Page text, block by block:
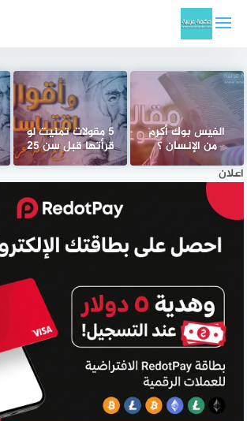
المحتوى
الفيس بوك أكرم
من الإنسان ؟
5 مقولات تمنيت لو
قرأتها قبل سن 25
اعلان